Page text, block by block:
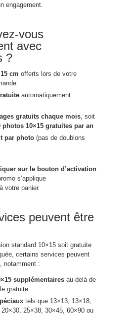
engagement.
vous
avec
?
cm offerts lors de votre
automatiquement
gratuits chaque mois , soit
photos 10×15 gratuites par an
par photo (pas de doublons
sur le bouton d’activation
s’applique
votre panier.
peuvent être
standard 10×15 soit gratuite
certains services peuvent
notamment :
supplémentaires au-delà de
gratuite
tels que 13×13, 13×18,
25×38, 30×45, 60×90 ou